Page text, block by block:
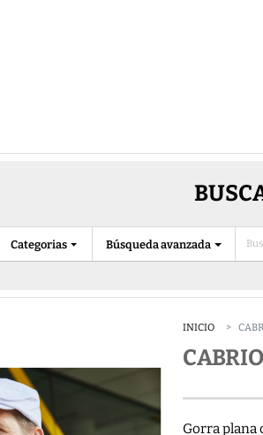
Categorias Búsqueda avanzada
INICIO
Gorra plana